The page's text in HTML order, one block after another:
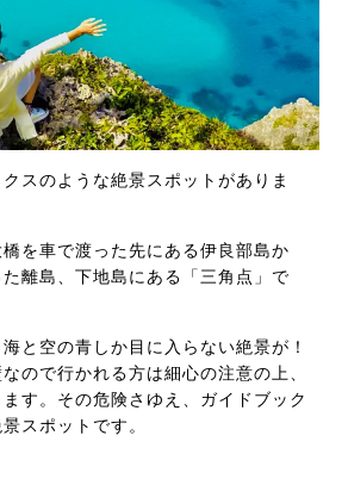
スのような絶景スポットがありま
を車で渡った先にある伊良部島か
離島、下地島にある「三角点」で
と空の青しか目に入らない絶景が！
ので行かれる方は細心の注意の上、
す。その危険さゆえ、ガイドブック
スポットです。